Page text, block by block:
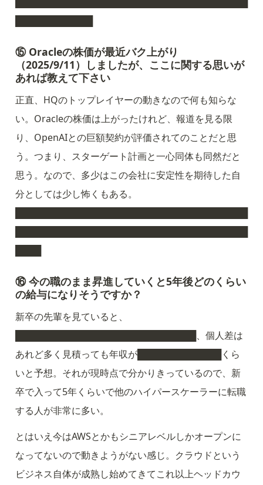
⑮ Oracleの株価が最近バク上がり
（2025/9/11）しましたが、ここに関する思いが
あれば教えて下さい
正直、HQのトップレイヤーの動きなので何も知らな
い。Oracleの株価は上がったけれど、報道を見る限
り、OpenAIとの巨額契約が評価されてのことだと思
う。つまり、スターゲート計画と一心同体も同然だと
思う。なので、多少はこの会社に安定性を期待した自
分としては少し怖くもある。
⑯ 今の職のまま昇進していくと5年後どのくらい
の給与になりそうですか？
新卒の先輩を見ていると、
████████████████████████████、個人差は
あれど多く見積っても年収が█████████████くら
いと予想。それが現時点で分かりきっているので、新
卒で入って5年くらいで他のハイパースケーラーに転職
する人が非常に多い。
とはいえ今はAWSとかもシニアレベルしかオープンに
なってないので動きようがない感じ。クラウドという
ビジネス自体が成熟し始めてきてこれ以上ヘッドカウ